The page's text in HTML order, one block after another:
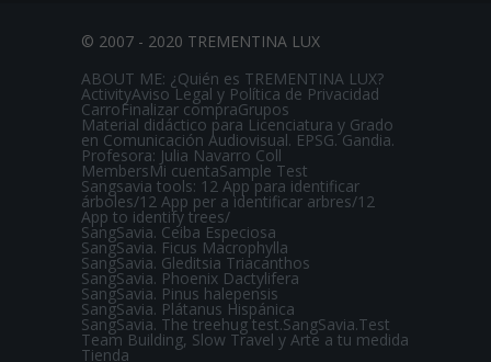
© 2007 - 2020 TREMENTINA LUX
ABOUT ME: ¿Quién es TREMENTINA LUX?
ActivityAviso Legal y Política de Privacidad
CarroFinalizar compraGrupos
Material didáctico para Licenciatura y Grado
en Comunicación Audiovisual. EPSG. Gandia.
Profesora: Julia Navarro Coll
MembersMi cuentaSample Test
Sangsavia tools: 12 App para identificar
árboles/12 App per a identificar arbres/12
App to identify trees/
SangSavia. Ceiba Especiosa
SangSavia. Ficus Macrophylla
SangSavia. Gleditsia Triacanthos
SangSavia. Phoenix Dactylifera
SangSavia. Pinus halepensis
SangSavia. Plátanus Hispánica
SangSavia. The treehug test.SangSavia.Test
Team Building, Slow Travel y Arte a tu medida
Tienda